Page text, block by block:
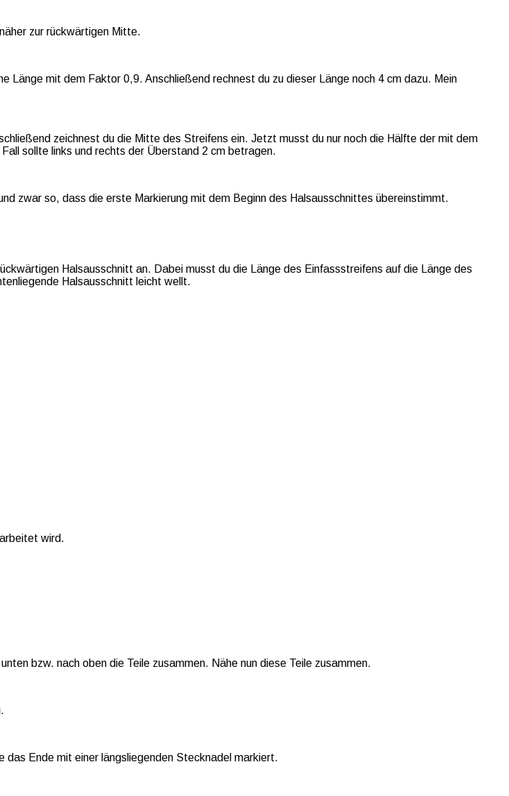
zur rückwärtigen Mitte.
mit dem Faktor 0,9. Anschließend rechnest du zu dieser Länge noch 4 cm dazu. Mein
zeichnest du die Mitte des Streifens ein. Jetzt musst du nur noch die Hälfte der mit dem
sollte links und rechts der Überstand 2 cm betragen.
zwar so, dass die erste Markierung mit dem Beginn des Halsausschnittes übereinstimmt.
Halsausschnitt an. Dabei musst du die Länge des Einfassstreifens auf die Länge des
Halsausschnitt leicht wellt.
wird.
bzw. nach oben die Teile zusammen. Nähe nun diese Teile zusammen.
Ende mit einer längsliegenden Stecknadel markiert.